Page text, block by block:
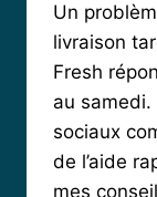
Un
livraison
Fresh
au
sociaux
de l’aide
mes